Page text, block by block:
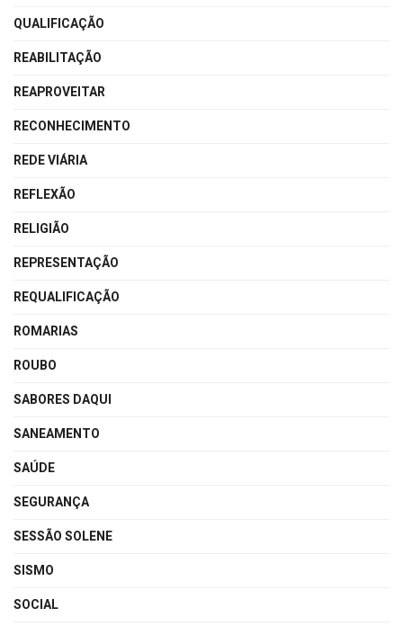
QUALIFICAÇÃO
REABILITAÇÃO
REAPROVEITAR
RECONHECIMENTO
REDE VIÁRIA
REFLEXÃO
RELIGIÃO
REPRESENTAÇÃO
REQUALIFICAÇÃO
ROMARIAS
ROUBO
SABORES DAQUI
SANEAMENTO
SAÚDE
SEGURANÇA
SESSÃO SOLENE
SISMO
SOCIAL